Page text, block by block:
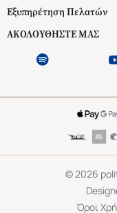
Εξυπηρέτηση Πελατών
ΑΚΟΛΟΥΘΗΣΤΕ ΜΑΣ
©2026
Όροι